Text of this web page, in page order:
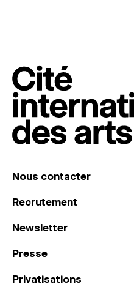
Nous contacter
Recrutement
Newsletter
Presse
Privatisations